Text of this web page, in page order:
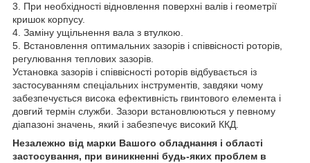
3. При необхідності відновлення поверхні валів і геометрії
кришок корпусу.
4. Заміну ущільнення вала з втулкою.
5. Встановлення оптимальних зазорів і співвісності роторів,
регулювання теплових зазорів.
Установка зазорів і співвісності роторів відбувається із
застосуванням спеціальних інструментів, завдяки чому
забезпечується висока ефективність гвинтового елемента і
довгий термін служби. Зазори встановлюються у певному
діапазоні значень, який і забезпечує високий ККД.
Незалежно від марки Вашого обладнання і області
застосування, при виникненні будь-яких проблем в